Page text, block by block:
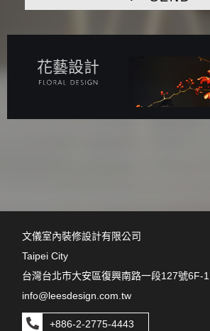
花藝設計
文儀室內裝修設計有限公司
Taipei City
台灣台北市大安區復興南路一段127號6F-1
info@leesdesign.com.tw
+886-2-2775-4443